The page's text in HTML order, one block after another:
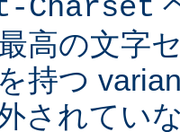
Charset
高の文字
持つ
されてい